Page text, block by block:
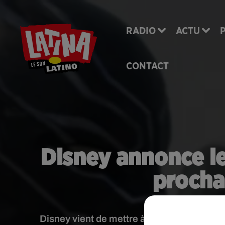
RADIO ACTU
CONTACT
Disney annonce
Disney vient de mettre à jour le